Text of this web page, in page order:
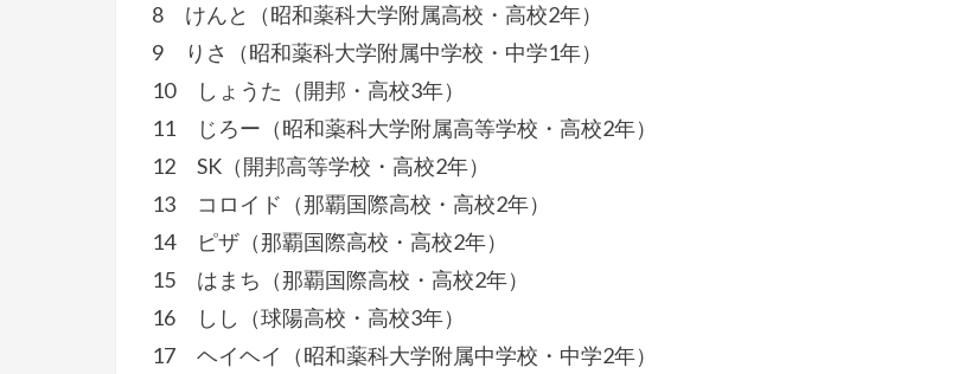
8 けんと（昭和薬科大学附属高校・高校2年）
9 りさ（昭和薬科大学附属中学校・中学1年）
10 しょうた（開邦・高校3年）
11 じろー（昭和薬科大学附属高等学校・高校2年）
12 SK（開邦高等学校・高校2年）
13 コロイド（那覇国際高校・高校2年）
14 ピザ（那覇国際高校・高校2年）
15 はまち（那覇国際高校・高校2年）
16 しし（球陽高校・高校3年）
17 ヘイヘイ（昭和薬科大学附属中学校・中学2年）